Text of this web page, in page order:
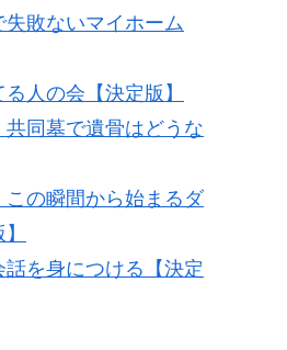
敗ないマイホーム
人の会【決定版】
同墓で遺骨はどうな
の瞬間から始まるダ
を身につける【決定